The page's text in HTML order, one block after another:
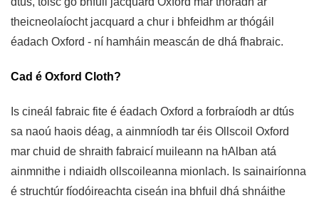
theicneolaíocht jacquard a chur i bhfeidhm ar thógáil
éadach Oxford - ní hamháin meascán de dhá fhabraic.
Cad é Oxford Cloth?
Is cineál fabraic fite é éadach Oxford a forbraíodh ar dtús
sa naoú haois déag, a ainmníodh tar éis Ollscoil Oxford
mar chuid de shraith fabraicí muileann na hAlban atá
ainmnithe i ndiaidh ollscoileanna mionlach. Is sainairíonna
é struchtúr fíodóireachta ciseán ina bhfuil dhá shnáithe